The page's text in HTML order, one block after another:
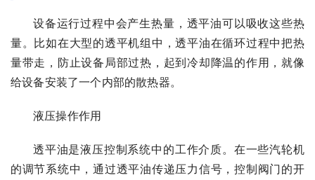
设备运行过程中会产生热量，透平油可以吸收这些热
量。比如在大型的透平机组中，透平油在循环过程中把热
量带走，防止设备局部过热，起到冷却降温的作用，就像
给设备安装了一个内部的散热器。
液压操作作用
透平油是液压控制系统中的工作介质。在一些汽轮机
的调节系统中，通过透平油传递压力信号，控制阀门的开